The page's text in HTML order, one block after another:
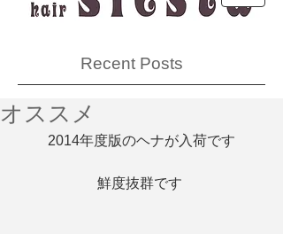
Recent Posts
オススメ
2014年度版のヘナが入荷です
鮮度抜群です